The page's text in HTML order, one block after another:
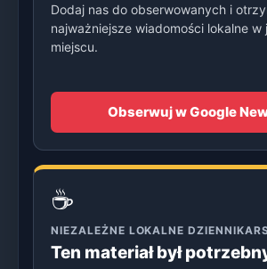
Dodaj nas do obserwowanych i
najważniejsze wiadomości lokalne w
miejscu.
Obserwuj w Google
☕
NIEZALEŻNE LOKALNE
Ten materiał był